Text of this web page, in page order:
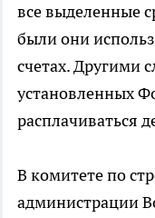
все выделенные
были они
счетах. Другими
установленных
расплачиваться
В комитете по
администрации